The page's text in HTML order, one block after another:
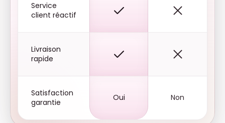
Service
client réactif
Livraison
rapide
Satisfaction
garantie
Oui Non